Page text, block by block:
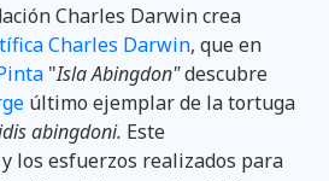
Charles Darwin crea
Charles Darwin, que en
"Isla Abingdon"descubre
último ejemplar de la tortuga
abingdoni. Este
los esfuerzos realizados para